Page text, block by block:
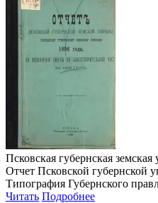
Псковская губернская земская
Отчет Псковской губернской
Типография Губернского
Читать Подробнее